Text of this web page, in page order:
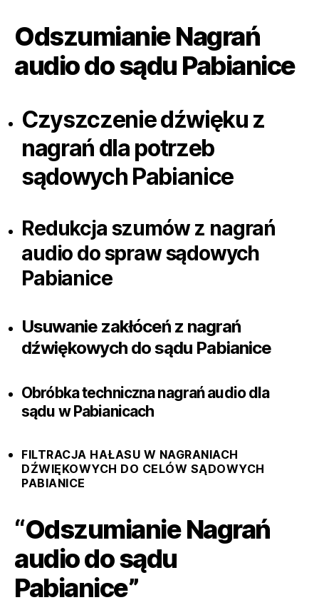
Odszumianie Nagrań
audio do sądu Pabianice
Czyszczenie dźwięku z
nagrań dla potrzeb
sądowych Pabianice
Redukcja szumów z nagrań
audio do spraw sądowych
Pabianice
Usuwanie zakłóceń z nagrań
dźwiękowych do sądu Pabianice
Obróbka techniczna nagrań audio dla
sądu w Pabianicach
FILTRACJA HAŁASU W NAGRANIACH
DŹWIĘKOWYCH DO CELÓW SĄDOWYCH
PABIANICE
“Odszumianie Nagrań
audio do sądu
Pabianice”